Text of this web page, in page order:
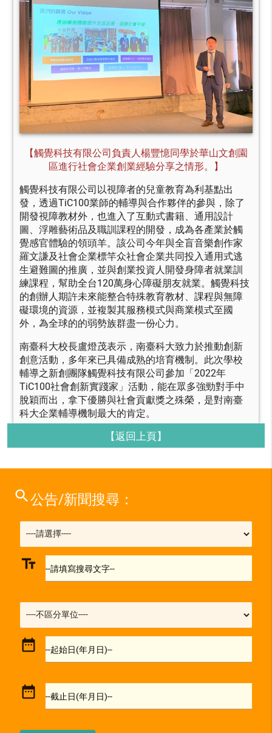
【觸覺科技有限公司負責人楊豐憶同學於華山文創園
區進行社會企業創業經驗分享之情形。】
觸覺科技有限公司以視障者的兒童教育為利基點出
發，透過TiC100業師的輔導與合作夥伴的參與，除了
開發視障教材外，也進入了互動式書籍、通用設計
圖、浮雕藝術品及職訓課程的開發，成為各產業於觸
覺感官體驗的領頭羊。該公司今年與全盲音樂創作家
羅文謙及社會企業標竿众社會企業共同投入通用式逃
生避難圖的推廣，並與創業投資人開發身障者就業訓
練課程，幫助全台120萬身心障礙朋友就業。觸覺科技
的創辦人期許未來能整合特殊教育教材、課程與無障
礙環境的資源，並複製其服務模式與商業模式至國
外，為全球的的弱勢族群盡一份心力。
南臺科大校長盧燈茂表示，南臺科大致力於推動創新
創意活動，多年來已具備成熟的培育機制。此次學校
輔導之新創團隊觸覺科技有限公司參加「2022年
TiC100社會創新實踐家」活動，能在眾多強勁對手中
脫穎而出，拿下優勝與社會貢獻獎之殊榮，是對南臺
科大企業輔導機制最大的肯定。
【返回上頁】
search公告/新聞搜尋：
text_fields --請填寫搜尋文字--
date_range --起始日(年月日)--
date_range --截止日(年月日)--